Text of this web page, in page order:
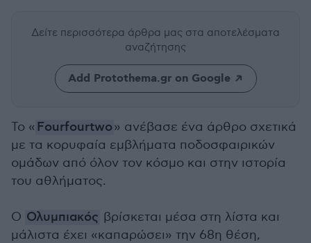
Δείτε περισσότερα άρθρα μας στα αποτελέσματα
αναζήτησης
Add Protothema.gr on Google
Το « Fourfourtwo» ανέβασε ένα άρθρο σχετικά
με τα κορυφαία εμβλήματα ποδοσφαιρικών
ομάδων από όλον τον κόσμο και στην ιστορία
του αθλήματος.
Ο Ολυμπιακός βρίσκεται μέσα στη λίστα και
μάλιστα έχει «καπαρώσει» την 68η θέση,